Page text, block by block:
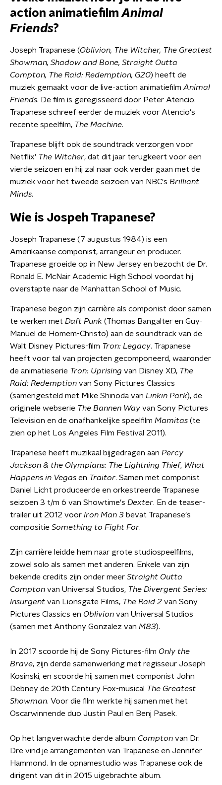
action animatiefilmAnimal
Friends?
Joseph Trapanese (Oblivion, The Witcher, The Greatest
Showman, Shadow and Bone, Straight Outta
Compton, The Raid: Redemption, G20) heeft de
muziek gemaakt voor de live-action animatiefilm Animal
Friends. De film is geregisseerd door Peter Atencio.
Trapanese schreef eerder de muziek voor Atencio's
recente speelfilm, The Machine.
Trapanese blijft ook de soundtrack verzorgen voor
Netflix' The Witcher, dat dit jaar terugkeert voor een
vierde seizoen en hij zal naar ook verder gaan met de
muziek voor het tweede seizoen van NBC's Brilliant
Minds.
Wie is Jospeh Trapanese?
Joseph Trapanese (7 augustus 1984) is een
Amerikaanse componist, arrangeur en producer.
Trapanese groeide op in New Jersey en bezocht de Dr.
Ronald E. McNair Academic High School voordat hij
overstapte naar de Manhattan School of Music.
Trapanese begon zijn carrière als componist door samen
te werken met Daft Punk (Thomas Bangalter en Guy-
Manuel de Homem-Christo) aan de soundtrack van de
Walt Disney Pictures-film Tron: Legacy. Trapanese
heeft voor tal van projecten gecomponeerd, waaronder
de animatieserie Tron: Uprising van Disney XD, The
Raid: Redemption van Sony Pictures Classics
(samengesteld met Mike Shinoda van Linkin Park), de
originele webserie The Bannen Way van Sony Pictures
Television en de onafhankelijke speelfilm Mamitas (te
zien op het Los Angeles Film Festival 2011).
Trapanese heeft muzikaal bijgedragen aan Percy
Jackson & the Olympians: The Lightning Thief, What
Happens in Vegas en Traitor. Samen met componist
Daniel Licht produceerde en orkestreerde Trapanese
seizoen 3 t/m 6 van Showtime's Dexter. En de teaser-
trailer uit 2012 voor Iron Man 3 bevat Trapanese's
compositie Something to Fight For.
Zijn carrière leidde hem naar grote studiospeelfilms,
zowel solo als samen met anderen. Enkele van zijn
bekende credits zijn onder meer Straight Outta
Compton van Universal Studios, The Divergent Series:
Insurgent van Lionsgate Films, The Raid 2 van Sony
Pictures Classics en Oblivion van Universal Studios
(samen met Anthony Gonzalez van M83).
In 2017 scoorde hij de Sony Pictures-film Only the
Brave, zijn derde samenwerking met regisseur Joseph
Kosinski, en scoorde hij samen met componist John
Debney de 20th Century Fox-musical The Greatest
Showman. Voor die film werkte hij samen met het
Oscarwinnende duo Justin Paul en Benj Pasek.
Op het langverwachte derde album Compton van Dr.
Dre vind je arrangementen van Trapanese en Jennifer
Hammond. In de opnamestudio was Trapanese ook de
dirigent van dit in 2015 uigebrachte album.